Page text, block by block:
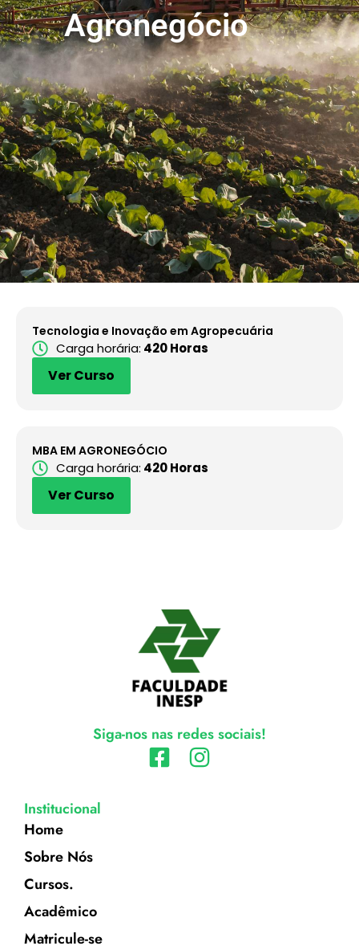
Agronegócio
Tecnologia e Inovação em Agropecuária
Carga horária: 420 Horas
Ver Curso
MBA EM AGRONEGÓCIO
Carga horária: 420 Horas
Ver Curso
Siga-nos nas redes sociais!
Institucional
Home
Sobre Nós
Cursos.
Acadêmico
Matricule-se